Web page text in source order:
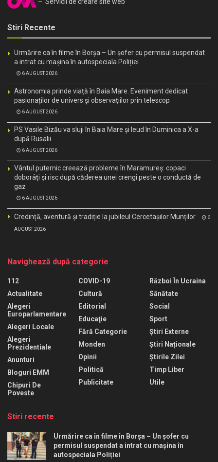
Stiri Recente
Urmărire ca în filme în Borșa – Un șofer cu permisul suspendat
a intrat cu mașina în autospeciala Poliției
6 AUGUST 2026
Astronomia prinde viață în Baia Mare. Eveniment dedicat
pasionaților de univers și observațiilor prin telescop
6 AUGUST 2026
PS Vasile Bizău va sluji în Baia Mare și Ieud în Duminica a X-a
după Rusalii
6 AUGUST 2026
Vântul puternic creează probleme în Maramureș: copaci
doborâți și risc după căderea unei crengi peste o conductă de
gaz
6 AUGUST 2026
Credință, aventură și tradiție la jubileul Cercetașilor Munților 6
AUGUST 2026
Navighează după categorie
112
Actualitate
Alegeri
Europarlamentare
Alegeri Locale
Alegeri
Prezidentiale
Anunturi
Bloguri EMM
Chipuri De
Poveste
COVID-19
Cultură
Editorial
Educaţie
Fără Categorie
Monden
Opinii
Politică
Publicitate
Război În Ucraina
Sănătate
Social
Sport
Știri Externe
Știri Naționale
Știrile Zilei
Timp Liber
Utile
Stiri recente
Urmărire ca în filme în Borșa – Un șofer cu
permisul suspendat a intrat cu mașina în
autospeciala Poliției